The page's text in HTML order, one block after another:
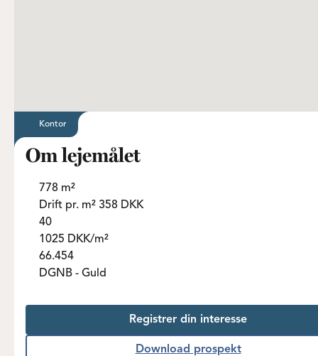
Kontor
Om lejemålet
778 m²
Drift pr. m² 358 DKK
40
1025 DKK/m²
66.454
DGNB - Guld
Registrer din interesse
Download prospekt